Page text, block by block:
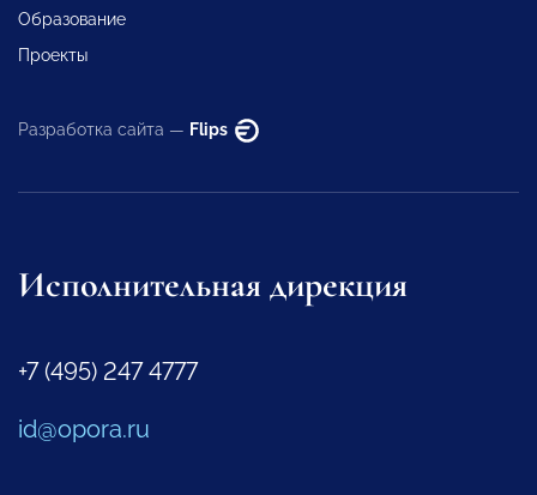
Образование
Проекты
Разработка сайта — Flips
Исполнительная дирекция
+7 (495) 247 4777
id@opora.ru